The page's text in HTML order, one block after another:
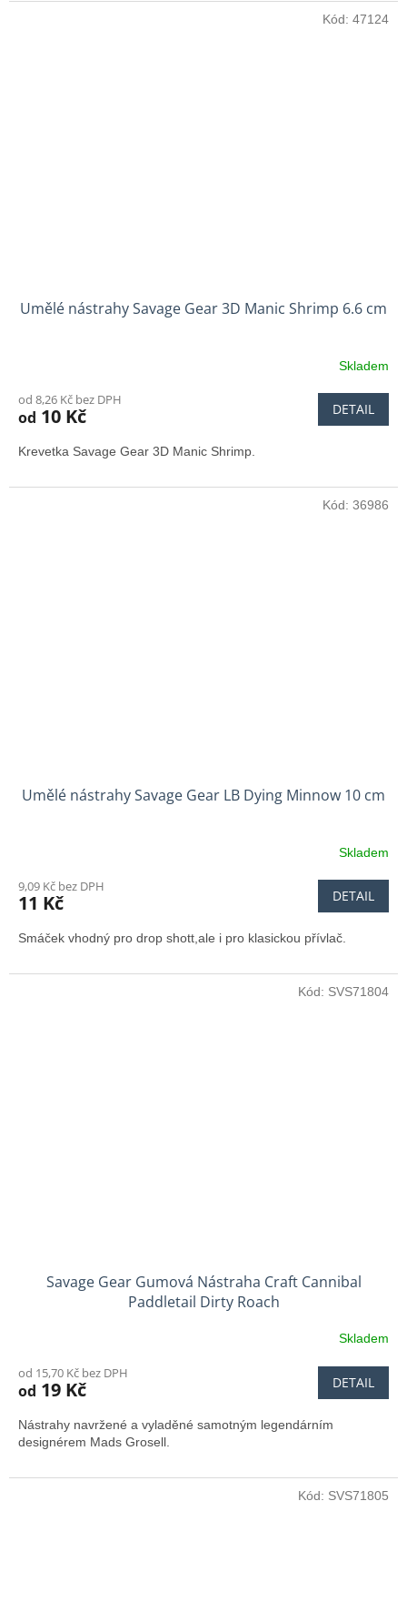
Umělé nástrahy Savage Gear 3D Manic Shrimp 6.6 cm
Skladem
od 8,26 Kč bez DPH
od 10 Kč DETAIL
Krevetka Savage Gear 3D Manic Shrimp.
Kód: 47124
Umělé nástrahy Savage Gear LB Dying Minnow 10 cm
produktu
je
z
hvězdiček.
Skladem
9,09 Kč bez DPH
11 Kč DETAIL
Smáček vhodný pro drop shott,ale i pro klasickou přívlač.
Kód: 36986
Savage Gear Gumová Nástraha Craft Cannibal
Paddletail Dirty Roach
Skladem
od 15,70 Kč bez DPH
od 19 Kč DETAIL
Nástrahy navržené a vyladěné samotným legendárním
designérem Mads Grosell.
Kód: SVS71804
Kód: SVS71805